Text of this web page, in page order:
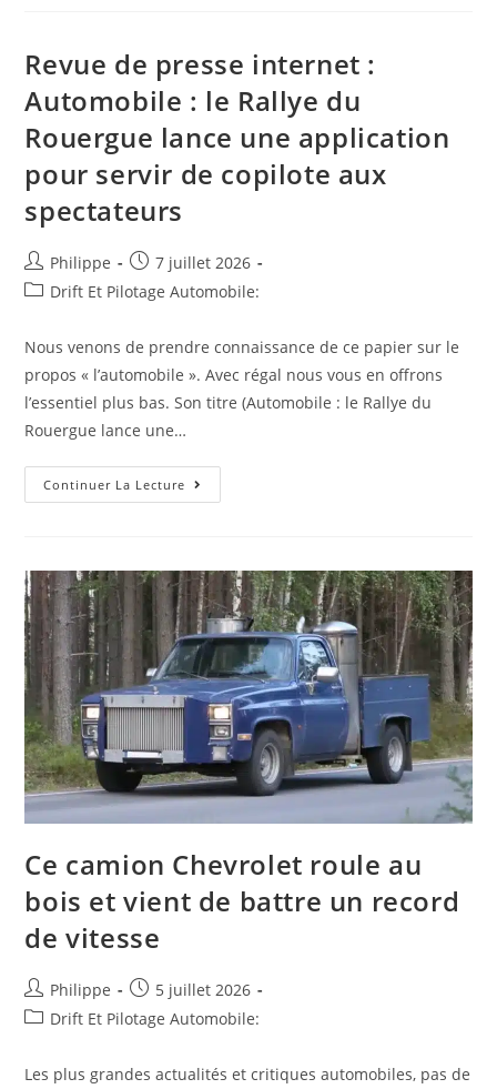
Paris
😱
Revue de presse internet :
Automobile : le Rallye du
Rouergue lance une application
pour servir de copilote aux
spectateurs
Auteur/autrice
de
Philippe
Post
published:
7 juillet 2026
PostDrift Et Pilotage Automobile:
Nous venons de prendre connaissance de ce papier sur le
propos « l’automobile ». Avec régal nous vous en offrons
l’essentiel plus bas. Son titre (Automobile : le Rallye du
Rouergue lance une…
Continuer La Lecture Revue
De
Le
Rallye
Du
Rouergue
Lance
Une
Application
Pour
Servir
De
Copilote
Aux
Spectateurs
Ce camion Chevrolet roule au
bois et vient de battre un record
de vitesse
Auteur/autrice
de
Philippe
Post
published:
5 juillet 2026
PostDrift Et Pilotage Automobile:
Les plus grandes actualités et critiques automobiles, pas de